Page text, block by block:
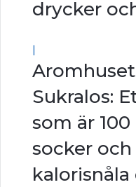
drycker
|
Sukralos:
som är
socker